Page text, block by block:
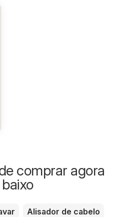
comprar agora
Alisador de cabelo